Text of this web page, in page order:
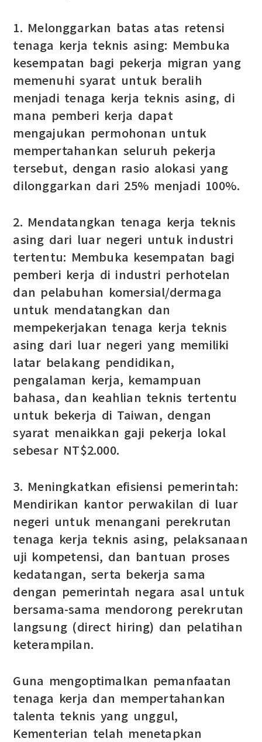
1. Melonggarkan batas atas retensi
tenaga kerja teknis asing: Membuka
kesempatan bagi pekerja migran yang
memenuhi syarat untuk beralih
menjadi tenaga kerja teknis asing, di
mana pemberi kerja dapat
mengajukan permohonan untuk
mempertahankan seluruh pekerja
tersebut, dengan rasio alokasi yang
dilonggarkan dari 25% menjadi 100%.
2. Mendatangkan tenaga kerja teknis
asing dari luar negeri untuk industri
tertentu: Membuka kesempatan bagi
pemberi kerja di industri perhotelan
dan pelabuhan komersial/dermaga
untuk mendatangkan dan
mempekerjakan tenaga kerja teknis
asing dari luar negeri yang memiliki
latar belakang pendidikan,
pengalaman kerja, kemampuan
bahasa, dan keahlian teknis tertentu
untuk bekerja di Taiwan, dengan
syarat menaikkan gaji pekerja lokal
sebesar NT$2.000.
3. Meningkatkan efisiensi pemerintah:
Mendirikan kantor perwakilan di luar
negeri untuk menangani perekrutan
tenaga kerja teknis asing, pelaksanaan
uji kompetensi, dan bantuan proses
kedatangan, serta bekerja sama
dengan pemerintah negara asal untuk
bersama-sama mendorong perekrutan
langsung (direct hiring) dan pelatihan
keterampilan.
Guna mengoptimalkan pemanfaatan
tenaga kerja dan mempertahankan
talenta teknis yang unggul,
Kementerian telah menetapkan